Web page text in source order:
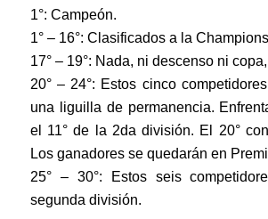
1°: Campeón.
1° – 16°: Clasificados a la
17° – 19°: Nada, ni descenso ni
20° – 24°: Estos cinco
una liguilla de permanencia.
el 11° de la 2da división. El 20°
Los ganadores se quedarán en
25° – 30°: Estos seis
segunda división.